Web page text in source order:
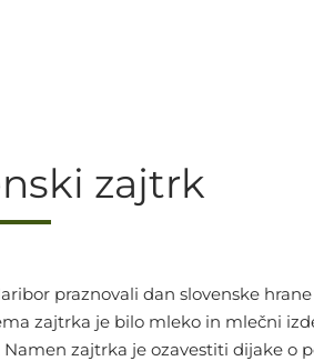
zajtrk
praznovali dan slovenske
zajtrka je bilo mleko in mlečni
zajtrka je ozavestiti dijake o